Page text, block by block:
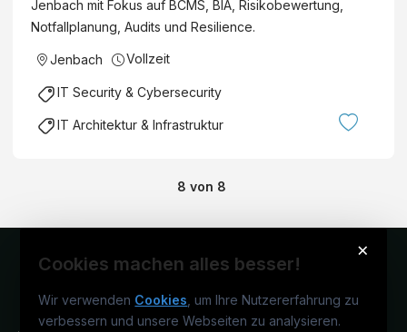
Jenbach mit Fokus auf BCMS, BIA, Risikobewertung,
Notfallplanung, Audits und Resilience.
Jenbach Vollzeit
IT Security & Cybersecurity
IT Architektur & Infrastruktur
8 von 8
×
Cookies machen alles besser!
Wir verwenden Cookies , um Ihre Nutzererfahrung zu
verbessern und unsere Webseiten zu analysieren.